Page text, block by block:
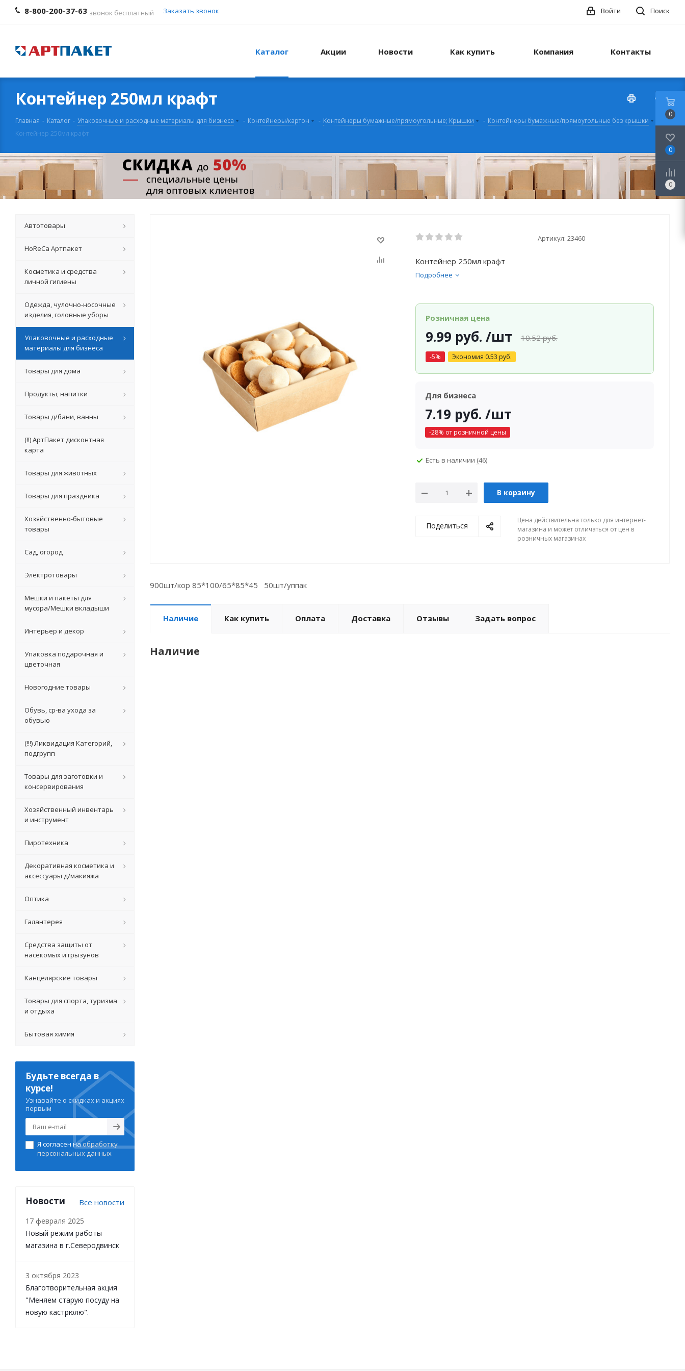
8-800-200-37-63 звонок бесплатный Заказать звонок Поиск
Войти
Каталог Акции Новости Как купить Компания Контакты
Контейнер 250мл крафт
Главная - Каталог - Упаковочные и расходные материалы для бизнеса - Контейнеры/картон - Контейнеры бумажные/прямоугольные; Крышки - Контейнеры бумажные/прямоугольные без крышки
Контейнер 250мл крафт
Артикул: 23460
Контейнер 250мл крафт
Подробнее
Розничная цена
9.99 руб. /шт 10.52руб.
-5% Экономия 0.53 руб.
Для бизнеса
7.19 руб. /шт
-28% от розничной цены
Есть в наличии (46)
В корзину
Поделиться
Цена действительна только для интернет-
магазина и может отличаться от цен в
розничных магазинах
900шт/кор 85*100/65*85*45 50шт/уппак
Наличие Как купить Оплата Доставка Отзывы Задать вопрос
Наличие
Автотовары
HoReCa Артпакет
Косметика и средства
личной гигиены
Одежда, чулочно-носочные
изделия, головные уборы
Упаковочные и расходные
материалы для бизнеса
Товары для дома
Продукты, напитки
Товары д/бани, ванны
(!!) АртПакет дисконтная
карта
Товары для животных
Товары для праздника
Хозяйственно-бытовые
товары
Сад, огород
Электротовары
Мешки и пакеты для
мусора/Мешки вкладыши
Интерьер и декор
Упаковка подарочная и
цветочная
Новогодние товары
Обувь, ср-ва ухода за
обувью
(!!!) Ликвидация Категорий,
подгрупп
Товары для заготовки и
консервирования
Хозяйственный инвентарь
и инструмент
Пиротехника
Декоративная косметика и
аксессуары д/макияжа
Оптика
Галантерея
Средства защиты от
насекомых и грызунов
Канцелярские товары
Товары для спорта, туризма
и отдыха
Бытовая химия
Будьте всегда в
курсе!
Узнавайте о скидках и акциях
первым
Я согласен наобработку
персональных данных
Новости Все новости
17 февраля 2025
Новый режим работы
магазина в г.Северодвинск
3 октября 2023
Благотворительная акция
"Меняем старую посуду на
новую кастрюлю".
0
0
0